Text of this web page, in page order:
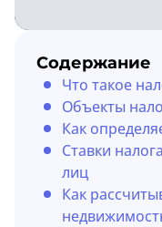
Содержание
Что такое
Объекты
Как
Ставки
лиц
Как